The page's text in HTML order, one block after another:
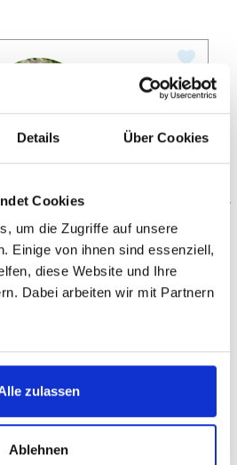
Details Über Cookies
Cookies
um die Zugriffe auf unsere
Einige von ihnen sind essenziell,
diese Website und Ihre
Dabei arbeiten wir mit Partnern
zulassen
Ablehnen
Martin
nat. Bioinformatik
Biologie, Bioinformatik,
Mathematik, Informatik,
LaTeX